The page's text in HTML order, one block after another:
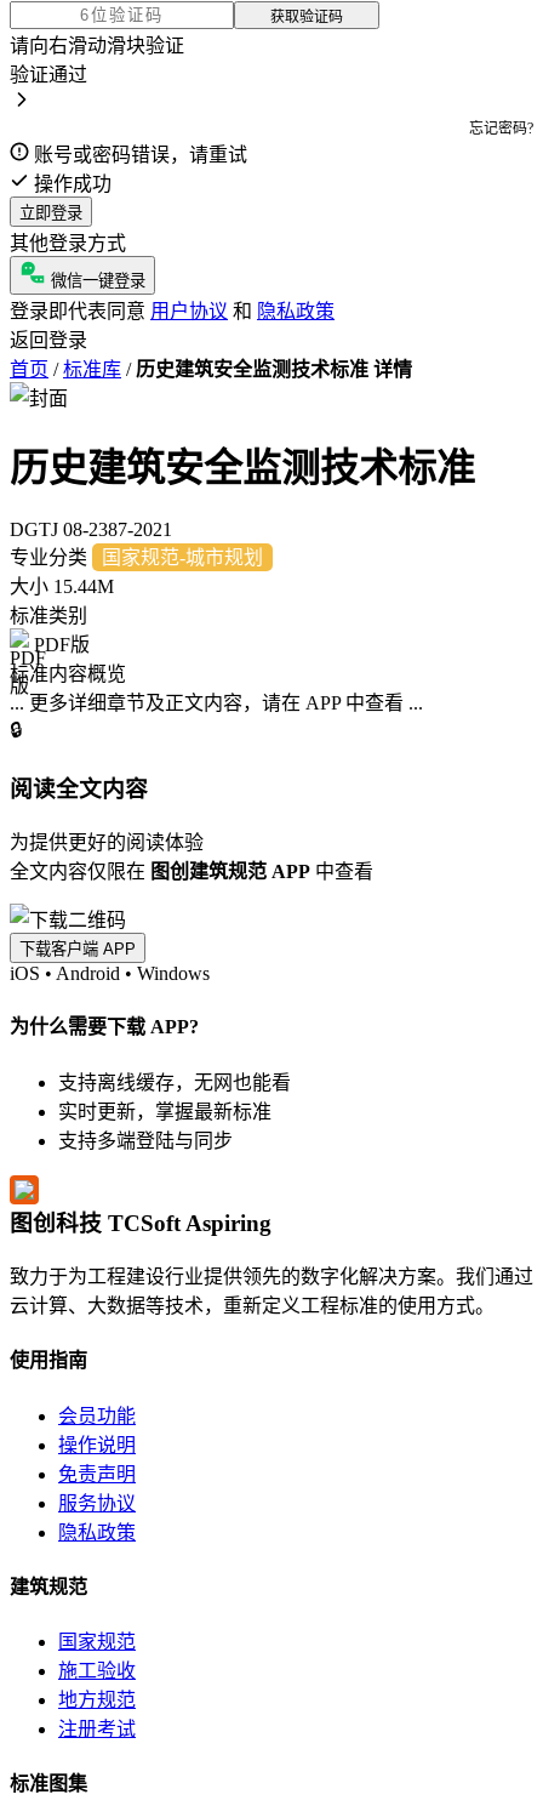
获取验证码
请向右滑动滑块验证
验证通过
忘记密码?
账号或密码错误，请重试
操作成功
立即登录
其他登录方式
微信一键登录
登录即代表同意 用户协议 和 隐私政策
返回登录
首页 / 标准库 / 历史建筑安全监测技术标准 详情
历史建筑安全监测技术标准
DGTJ 08-2387-2021
专业分类
国家规范-城市规划
大小 15.44M
标准类别
PDF版
标准内容概览
... 更多详细章节及正文内容，请在 APP 中查看 ...
🔒
阅读全文内容
为提供更好的阅读体验
全文内容仅限在 图创建筑规范 APP 中查看
下载客户端 APP
iOS • Android • Windows
为什么需要下载 APP?
支持离线缓存，无网也能看
实时更新，掌握最新标准
支持多端登陆与同步
图创科技 TCSoft Aspiring
致力于为工程建设行业提供领先的数字化解决方案。我们通过
云计算、大数据等技术，重新定义工程标准的使用方式。
使用指南
会员功能
操作说明
免责声明
服务协议
隐私政策
建筑规范
国家规范
施工验收
地方规范
注册考试
标准图集